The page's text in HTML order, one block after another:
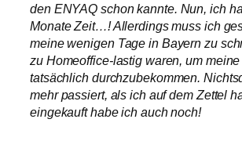
den ENYAQ schon kannte. Nun, ich
Monate Zeit…! Allerdings muss ich
meine wenigen Tage in Bayern zu
zu Homeoffice-lastig waren, um
tatsächlich durchzubekommen.
mehr passiert, als ich auf dem Zettel
eingekauft habe ich auch noch!